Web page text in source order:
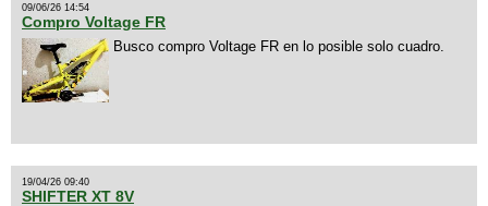
09/06/26 14:54
Compro Voltage FR
Busco compro Voltage FR en lo posible solo cuadro.
19/04/26 09:40
SHIFTER XT 8V